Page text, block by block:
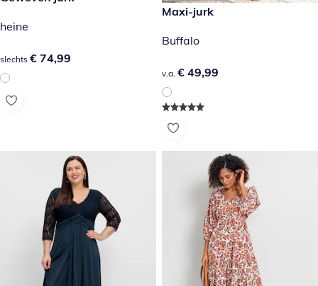
heine
€ 74,99
slechts € 74,99
€ 49,99
Maxi-jurk
Buffalo
€ 49,99
v.a. € 49,99